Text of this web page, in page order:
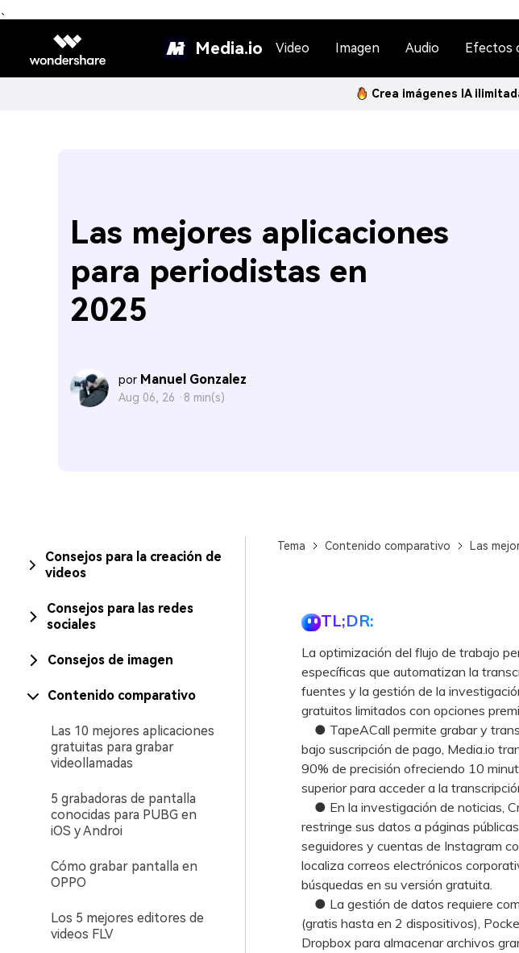
、
Media.io Video Imagen Audio Efectos
Crea imágenes IA
Las mejores aplicaciones
para periodistas en
2025
por Manuel Gonzalez
Aug 06, 26 · 8 min(s)
Consejos para la creación de
videos
Consejos para las redes
sociales
Consejos de imagen
Contenido comparativo
Las 10 mejores aplicaciones
gratuitas para grabar
videollamadas
5 grabadoras de pantalla
conocidas para PUBG en
iOS y Androi
Cómo grabar pantalla en
OPPO
Los 5 mejores editores de
videos FLV
Tema Contenido comparativo Las
TL;DR:
La optimización del flujo de trabajo
específicas que automatizan la
fuentes y la gestión de la
gratuitos limitados con opciones
● TapeACall permite grabar y
bajo suscripción de pago, Media.io
90% de precisión ofreciendo 10
superior para acceder a la
● En la investigación de noticias,
restringe sus datos a páginas
seguidores y cuentas de Instagram
localiza correos electrónicos
búsquedas en su versión gratuita.
● La gestión de datos requiere
(gratis hasta en 2 dispositivos),
Dropbox para almacenar archivos